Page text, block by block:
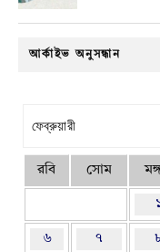
আর্কাইভ অনুসন্ধান
রবি সোম
৬ ৭